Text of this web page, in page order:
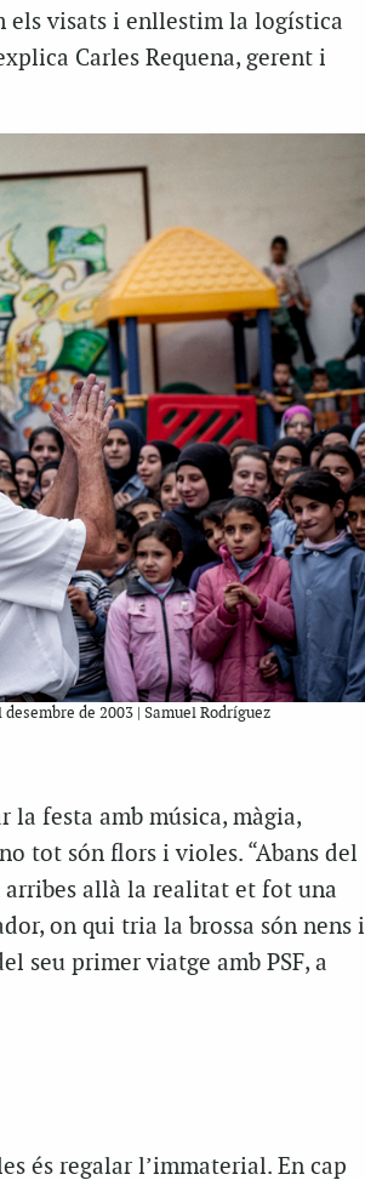
els visats i enllestim la logística
Carles Requena, gerent i
de 2003 | Samuel Rodríguez
la festa amb música, màgia,
tot són flors i violes. “Abans del
allà la realitat et fot una
on qui tria la brossa són nens i
seu primer viatge amb PSF, a
és regalar l’immaterial. En cap